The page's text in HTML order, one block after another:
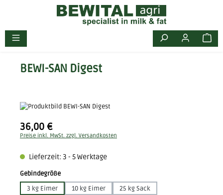
Zum Hauptinhalt springen
BEWI-SAN Digest
Bildergalerie überspringen
Regulärer Preis:
36,00 €
Preise inkl. MwSt. zzgl. Versandkosten
Lieferzeit: 3 - 5 Werktage
Gebindegrößeauswählen
3 kg Eimer
10 kg Eimer 25 kg Sack